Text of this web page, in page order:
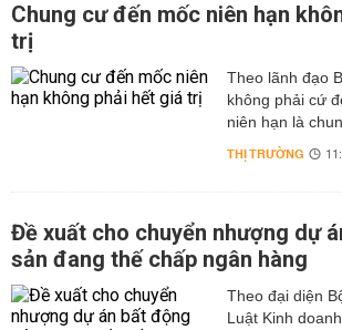
Chung cư đến mốc niên hạn
trị
Theo lãnh đạo
không phải cứ
niên hạn là
THỊ TRƯỜNG
Đề xuất cho chuyển nhượng dự
sản đang thế chấp ngân hàng
Theo đại diện
Luật Kinh